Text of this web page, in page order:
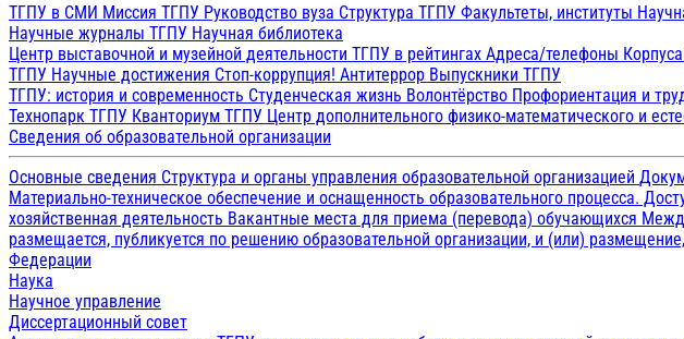
ТГПУ в СМИ Миссия ТГПУ Руководство вуза Структура ТГПУ Факультеты, институты
Научные журналы ТГПУ Научная библиотека
Центр выставочной и музейной деятельности ТГПУ в рейтингах Адреса/телефоны
ТГПУ Научные достижения Стоп-коррупция! Антитеррор Выпускники ТГПУ
ТГПУ: история и современность Студенческая жизнь Волонтёрство Профориентация и
Технопарк ТГПУ Кванториум ТГПУ Центр дополнительного физико-математического и
Сведения об образовательной организации
Основные сведения Структура и органы управления образовательной организацией
Материально-техническое обеспечение и оснащенность образовательного процесса.
хозяйственная деятельность Вакантные места для приема (перевода) обучающихся
размещается, публикуется по решению образовательной организации, и (или)
Федерации
Наука
Научное управление
Диссертационный совет